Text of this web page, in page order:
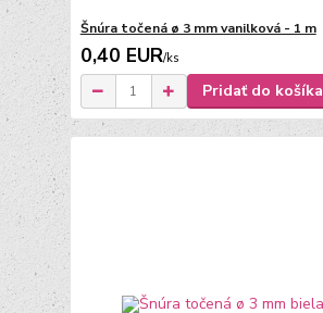
Šnúra točená ø 3 mm vanilková - 1 m
0,40 EUR/ks
Pridať do košíka